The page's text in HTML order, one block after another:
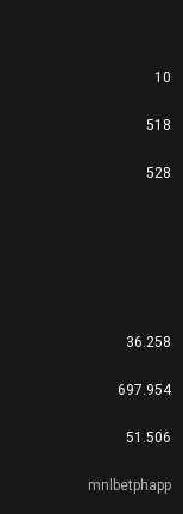
10
518
528
36.258
697.954
51.506
mnlbetphapp